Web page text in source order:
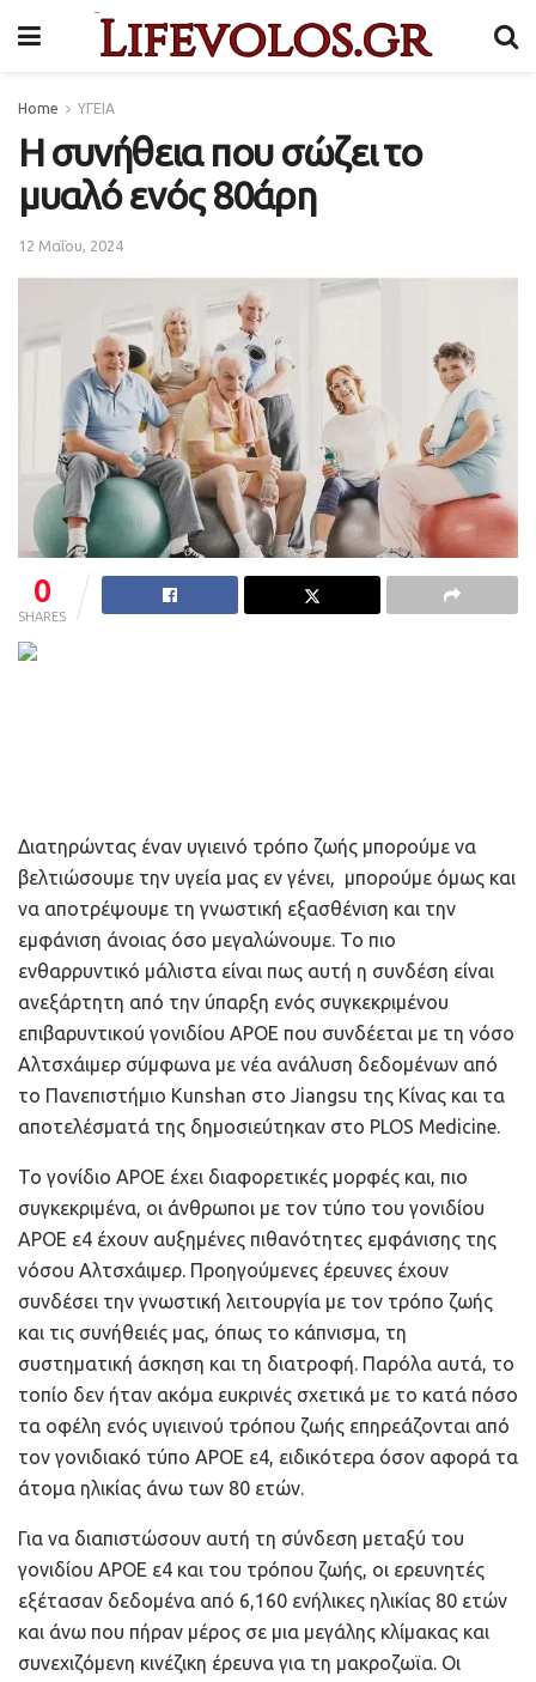
Home ΥΓΕΙΑ
Η συνήθεια που σώζει το
μυαλό ενός 80άρη
12 Μαΐου, 2024
0
SHARES
Διατηρώντας έναν υγιεινό τρόπο ζωής μπορούμε να
βελτιώσουμε την υγεία μας εν γένει, μπορούμε όμως και
να αποτρέψουμε τη γνωστική εξασθένιση και την
εμφάνιση άνοιας όσο μεγαλώνουμε. Το πιο
ενθαρρυντικό μάλιστα είναι πως αυτή η συνδέση είναι
ανεξάρτητη από την ύπαρξη ενός συγκεκριμένου
επιβαρυντικού γονιδίου ΑPOE που συνδέεται με τη νόσο
Αλτσχάιμερ σύμφωνα με νέα ανάλυση δεδομένων από
το Πανεπιστήμιο Kunshan στο Jiangsu της Κίνας και τα
αποτελέσματά της δημοσιεύτηκαν στο PLOS Medicine.
Το γονίδιο ΑPOE έχει διαφορετικές μορφές και, πιο
συγκεκριμένα, οι άνθρωποι με τον τύπο του γονιδίου
APOE ε4 έχουν αυξημένες πιθανότητες εμφάνισης της
νόσου Αλτσχάιμερ. Προηγούμενες έρευνες έχουν
συνδέσει την γνωστική λειτουργία με τον τρόπο ζωής
και τις συνήθειές μας, όπως το κάπνισμα, τη
συστηματική άσκηση και τη διατροφή. Παρόλα αυτά, το
τοπίο δεν ήταν ακόμα ευκρινές σχετικά με το κατά πόσο
τα οφέλη ενός υγιεινού τρόπου ζωής επηρεάζονται από
τον γονιδιακό τύπο APOE ε4, ειδικότερα όσον αφορά τα
άτομα ηλικίας άνω των 80 ετών.
Για να διαπιστώσουν αυτή τη σύνδεση μεταξύ του
γονιδίου APOE ε4 και του τρόπου ζωής, οι ερευνητές
εξέτασαν δεδομένα από 6,160 ενήλικες ηλικίας 80 ετών
και άνω που πήραν μέρος σε μια μεγάλης κλίμακας και
συνεχιζόμενη κινέζικη έρευνα για τη μακροζωϊα. Οι